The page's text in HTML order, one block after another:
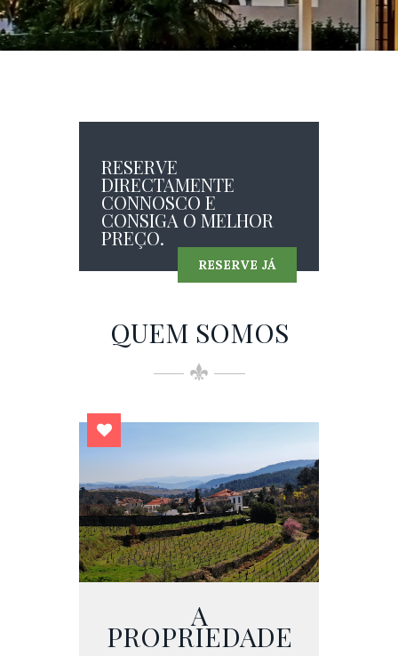
RESERVE
DIRECTAMENTE
CONNOSCO E
CONSIGA O MELHOR
PREÇO.
RESERVE JÁ
QUEM SOMOS
A
PROPRIEDADE